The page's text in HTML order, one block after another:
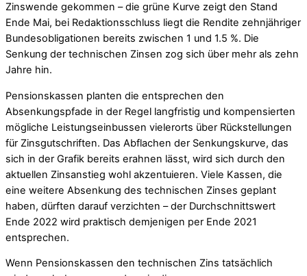
Zinswende gekommen – die grüne Kurve zeigt den Stand
Ende Mai, bei Redaktionsschluss liegt die Rendite zehnjähriger
Bundesobligationen bereits zwischen 1 und 1.5 %. Die
Senkung der technischen Zinsen zog sich über mehr als zehn
Jahre hin.
Pensionskassen planten die entsprechen den
Absenkungspfade in der Regel langfristig und kompensierten
mögliche Leistungseinbussen vielerorts über Rückstellungen
für Zinsgutschriften. Das Abflachen der Senkungskurve, das
sich in der Grafik bereits erahnen lässt, wird sich durch den
aktuellen Zinsanstieg wohl akzentuieren. Viele Kassen, die
eine weitere Absenkung des technischen Zinses geplant
haben, dürften darauf verzichten – der Durchschnittswert
Ende 2022 wird praktisch demjenigen per Ende 2021
entsprechen.
Wenn Pensionskassen den technischen Zins tatsächlich